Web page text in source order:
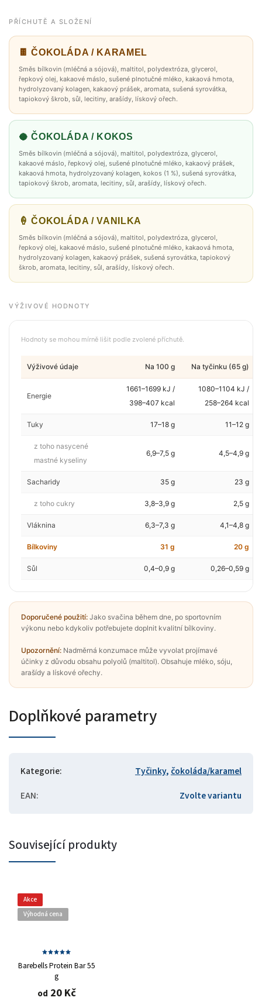
PŘÍCHUTĚ A SLOŽENÍ
🍫 ČOKOLÁDA / KARAMEL
Směs bílkovin (mléčná a sójová), maltitol, polydextróza, glycerol,
řepkový olej, kakaové máslo, sušené plnotučné mléko, kakaová hmota,
hydrolyzovaný kolagen, kakaový prášek, aromata, sušená syrovátka,
tapiokový škrob, sůl, lecitiny, arašídy, lískový ořech.
🥥 ČOKOLÁDA / KOKOS
Směs bílkovin (mléčná a sójová), maltitol, polydextróza, glycerol,
kakaové máslo, řepkový olej, sušené plnotučné mléko, kakaový prášek,
kakaová hmota, hydrolyzovaný kolagen, kokos (1 %), sušená syrovátka,
tapiokový škrob, aromata, lecitiny, sůl, arašídy, lískový ořech.
🍦 ČOKOLÁDA / VANILKA
Směs bílkovin (mléčná a sójová), maltitol, polydextróza, glycerol,
řepkový olej, kakaové máslo, sušené plnotučné mléko, kakaová hmota,
hydrolyzovaný kolagen, kakaový prášek, sušená syrovátka, tapiokový
škrob, aromata, lecitiny, sůl, arašídy, lískový ořech.
VÝŽIVOVÉ HODNOTY
Hodnoty se mohou mírně lišit podle zvolené příchutě.
Výživové údaje Na 100 g Na tyčinku (65 g)
Energie
1661–1699 kJ /
398–407 kcal
1080–1104 kJ /
258–264 kcal
Tuky 17–18 g 11–12 g
z toho nasycené
mastné kyseliny
6,9–7,5 g 4,5–4,9 g
Sacharidy 35 g 23 g
z toho cukry 3,8–3,9 g 2,5 g
Vláknina 6,3–7,3 g 4,1–4,8 g
Bílkoviny 31 g 20 g
Sůl 0,4–0,9 g 0,26–0,59 g
Doporučené použití: Jako svačina během dne, po sportovním
výkonu nebo kdykoliv potřebujete doplnit kvalitní bílkoviny.
Upozornění: Nadměrná konzumace může vyvolat projímavé
účinky z důvodu obsahu polyolů (maltitol). Obsahuje mléko, sóju,
arašídy a lískové ořechy.
Doplňkové parametry
Kategorie: Tyčinky, čokoláda/karamel
EAN: Zvolte variantu
Související produkty
Akce
Výhodná cena
Barebells Protein Bar 55
g
od 20 Kč